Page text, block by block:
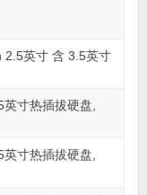
2.5英寸 含 3.5英寸
寸热插拔硬盘,
寸热插拔硬盘,